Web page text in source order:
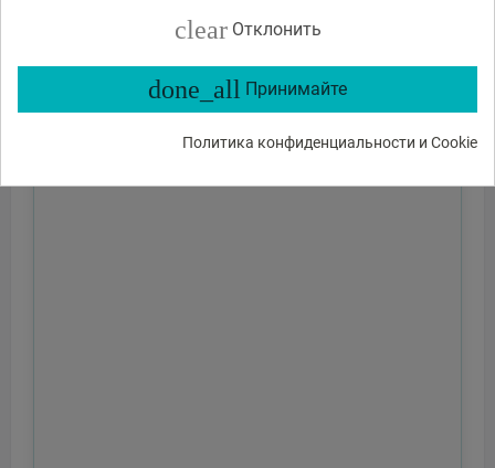
clear Отклонить
done_all Принимайте
Политика конфиденциальности и Cookie